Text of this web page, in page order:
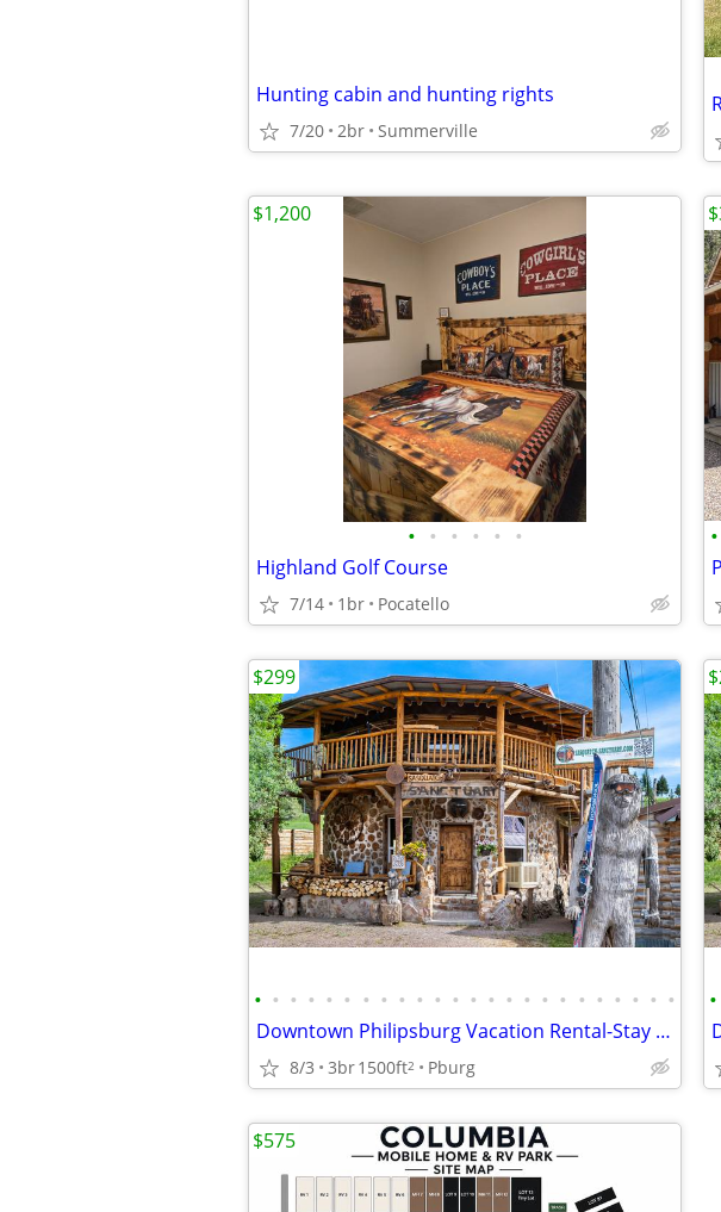
Hunting cabin and hunting rights
7/20 2br Summerville
• • • • • •
Highland Golf Course
7/14 1br Pocatello
$1,200
•
• • • • • • • • • • • • • • • • • • • • • • • •
Downtown Philipsburg Vacation Rental-Stay in a livable work of art!
8/3 3br1500ft2 Pburg
$299
•
$575